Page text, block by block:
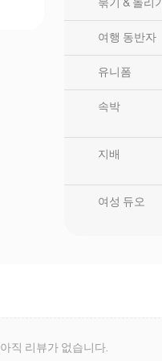
묶기 & 놀리기
여행 동반자
유니폼
속박
지배
여성 듀오
아직 리뷰가 없습니다.